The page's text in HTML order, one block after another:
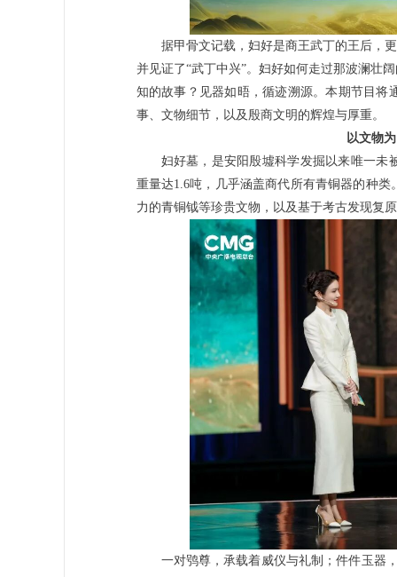
据甲骨文记载，妇好是商王武丁的王后，
并见证了“武丁中兴”。妇好如何走过那波澜壮
知的故事？见器如晤，循迹溯源。本期节目
事、文物细节，以及殷商文明的辉煌与厚重。
以文物
妇好墓，是安阳殷墟科学发掘以来唯一未
重量达1.6吨，几乎涵盖商代所有青铜器的种
力的青铜钺等珍贵文物，以及基于考古发现复
一对鸮尊，承载着威仪与礼制；件件玉器